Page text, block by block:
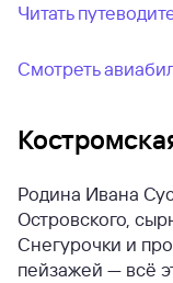
Читать
Смотреть
Родина Ивана
Островского,
Снегурочки и
пейзажей — всё